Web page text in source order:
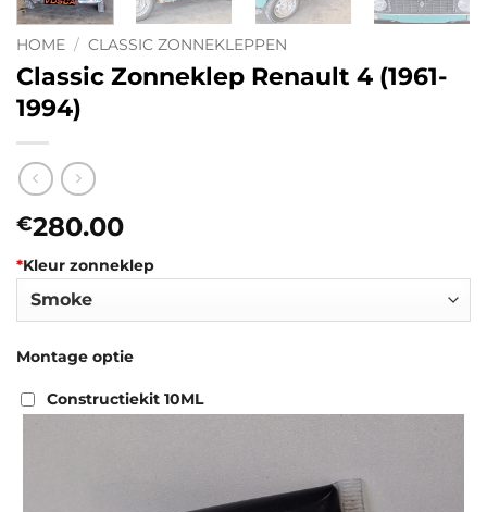
HOME / CLASSIC ZONNEKLEPPEN
Classic Zonneklep Renault 4 (1961-
1994)
€280.00
*Kleur zonneklep
Montage optie
Constructiekit 10ML